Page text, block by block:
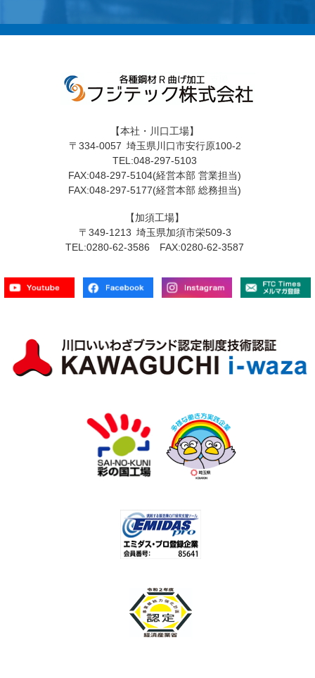
【本社・川口工場】
〒334-0057 埼玉県川口市安行原100-2
TEL:048-297-5103
FAX:048-297-5104(経営本部 営業担当)
FAX:048-297-5177(経営本部 総務担当)
【加須工場】
〒349-1213 埼玉県加須市栄509-3
TEL:0280-62-3586 FAX:0280-62-3587